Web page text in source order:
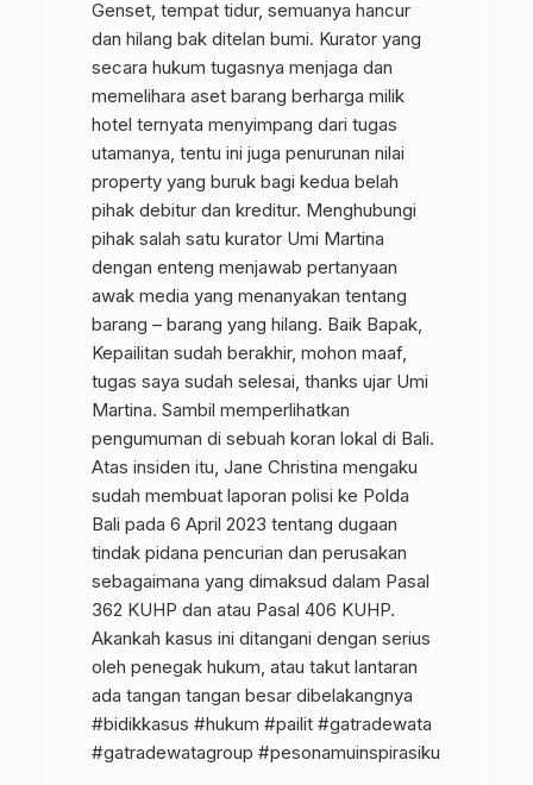
Genset, tempat tidur, semuanya hancur
dan hilang bak ditelan bumi. Kurator yang
secara hukum tugasnya menjaga dan
memelihara aset barang berharga milik
hotel ternyata menyimpang dari tugas
utamanya, tentu ini juga penurunan nilai
property yang buruk bagi kedua belah
pihak debitur dan kreditur. Menghubungi
pihak salah satu kurator Umi Martina
dengan enteng menjawab pertanyaan
awak media yang menanyakan tentang
barang – barang yang hilang. Baik Bapak,
Kepailitan sudah berakhir, mohon maaf,
tugas saya sudah selesai, thanks ujar Umi
Martina. Sambil memperlihatkan
pengumuman di sebuah koran lokal di Bali.
Atas insiden itu, Jane Christina mengaku
sudah membuat laporan polisi ke Polda
Bali pada 6 April 2023 tentang dugaan
tindak pidana pencurian dan perusakan
sebagaimana yang dimaksud dalam Pasal
362 KUHP dan atau Pasal 406 KUHP.
Akankah kasus ini ditangani dengan serius
oleh penegak hukum, atau takut lantaran
ada tangan tangan besar dibelakangnya
#bidikkasus #hukum #pailit #gatradewata
#gatradewatagroup #pesonamuinspirasiku